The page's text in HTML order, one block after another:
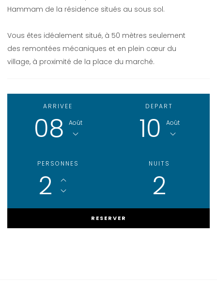
Hammam de la résidence situés au sous sol.
Vous êtes idéalement situé, à 50 mètres seulement
des remontées mécaniques et en plein cœur du
village, à proximité de la place du marché.
ARRIVEE
08 Août
DEPART
10 Août
PERSONNES
2
NUITS
2